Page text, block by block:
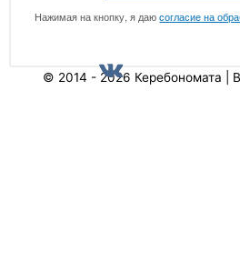
Нажимая на кнопку, я даюсогласие на
© 2014 - 2026 Керебономата |